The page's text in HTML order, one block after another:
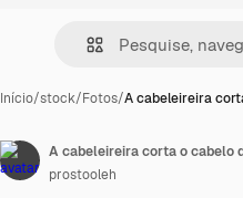
Início/stock/Fotos/A cabeleireira
A cabeleireira corta o cabelo
prostooleh